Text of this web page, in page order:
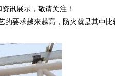
讯展示，敬请关注！
要求越来越高，防火就是其中